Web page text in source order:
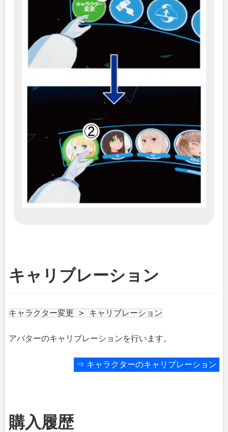
キャリブレーション
キャラクター変更 > キャリブレーション
アバターのキャリブレーションを行います。
⇒ キャラクターのキャリブレーション
購入履歴